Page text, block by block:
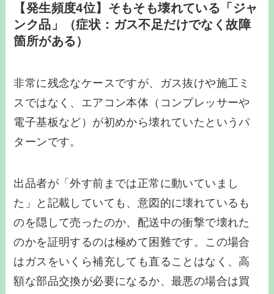
【発生頻度4位】そもそも壊れている「ジャ
ンク品」（症状：ガス不足だけでなく故障
箇所がある）
非常に残念なケースですが、ガス抜けや施工ミ
スではなく、エアコン本体（コンプレッサーや
電子基板など）が初めから壊れていたというパ
ターンです。
出品者が「外す前までは正常に動いていまし
た」と記載していても、意図的に壊れているも
のを隠して売ったのか、配送中の衝撃で壊れた
のかを証明するのは極めて困難です。この場合
はガスをいくら補充しても直ることはなく、高
額な部品交換が必要になるか、最悪の場合は買